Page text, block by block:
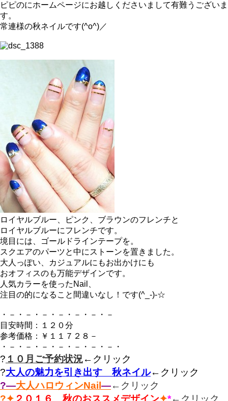
ピピのにホームページにお越しくださいまして有難うございま
す。
常連様の秋ネイルです(^o^)／
ロイヤルブルー、ピンク、ブラウンのフレンチと
ロイヤルブルーにフレンチです。
境目には、ゴールドラインテープを。
スクエアのパーツと中にストーンを置きました。
大人っぽい、カジュアルにもお出かけにも
おオフィスのも万能デザインです。
人気カラーを使ったNail、
注目の的になること間違いなし！です(^_-)-☆
・－・－・－・－・－・－・－
目安時間：１２０分
参考価格：￥１１７２８－
・－・－・－・－・－・－・－・
? １０月ご予約状況←クリック
?大人の魅力を引き出す 秋ネイル← クリック
?―大人ハロウィンNail ―←クリック